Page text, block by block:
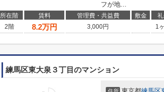
フが地...
所在階 賃料 管理費・共益費 敷金
2階
8.2万円 3,000円 1
練馬区東大泉３丁目のマンション